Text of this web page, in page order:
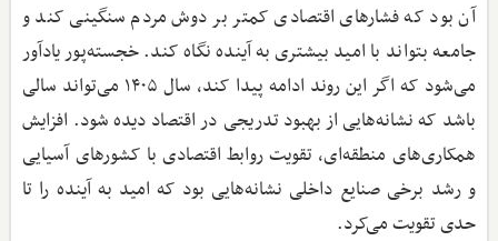
آن بود که فشارهای اقتصادی کمتر بر دوش مردم سنگینی کند و
جامعه بتواند با امید بیشتری به آینده نگاه کند. خجسته‌پور یادآور
می‌شود که اگر این روند ادامه پیدا کند، سال ۱۴۰۵ می‌تواند سالی
باشد که نشانه‌هایی از بهبود تدریجی در اقتصاد دیده شود. افزایش
همکاری‌های منطقه‌ای، تقویت روابط اقتصادی با کشورهای آسیایی
و رشد برخی صنایع داخلی نشانه‌هایی بود که امید به آینده را تا
حدی تقویت می‌کرد.